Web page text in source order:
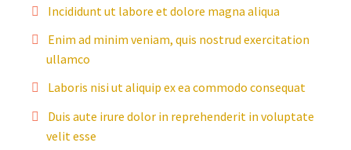
Incididunt ut labore et dolore magna aliqua
Enim ad minim veniam, quis nostrud exercitation
ullamco
Laboris nisi ut aliquip ex ea commodo consequat
Duis aute irure dolor in reprehenderit in voluptate
velit esse